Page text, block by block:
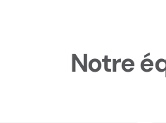
Notre